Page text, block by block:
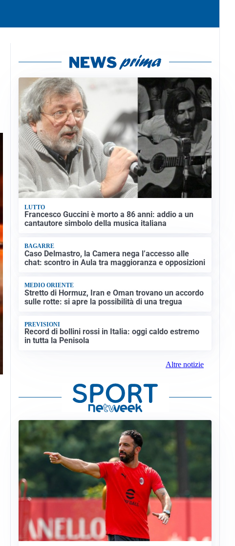
LUTTO
Francesco Guccini è morto a 86 anni: addio a un
cantautore simbolo della musica italiana
BAGARRE
Caso Delmastro, la Camera nega l’accesso alle
chat: scontro in Aula tra maggioranza e opposizioni
MEDIO ORIENTE
Stretto di Hormuz, Iran e Oman trovano un accordo
sulle rotte: si apre la possibilità di una tregua
PREVISIONI
Record di bollini rossi in Italia: oggi caldo estremo
in tutta la Penisola
Altre notizie